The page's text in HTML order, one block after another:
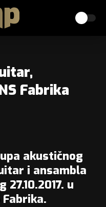
Fabrika
akustičnog
i ansambla
27.10.2017. u
Fabrika.